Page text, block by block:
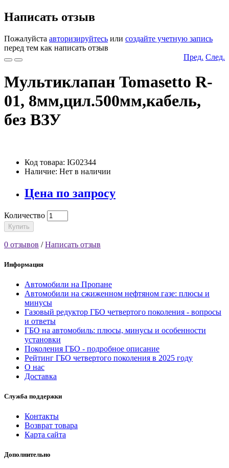
Написать отзыв
Пожалуйста авторизируйтесь или создайте учетную запись
перед тем как написать отзыв
Пред. След.
Мультиклапан Tomasetto R-
01, 8мм,цил.500мм,кабель,
без ВЗУ
Код товара: IG02344
Наличие: Нет в наличии
Цена по запросу
Количество
Купить
0 отзывов /Написать отзыв
Информация
Автомобили на Пропане
Автомобили на сжиженном нефтяном газе: плюсы и
минусы
Газовый редуктор ГБО четвертого поколения - вопросы
и ответы
ГБО на автомобиль: плюсы, минусы и особенности
установки
Поколения ГБО - подробное описание
Рейтинг ГБО четвертого поколения в 2025 году
О нас
Доставка
Служба поддержки
Контакты
Возврат товара
Карта сайта
Дополнительно